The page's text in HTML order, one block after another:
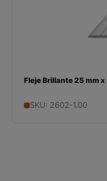
Fleje Brillante 25 mm x
SKU: 2602-1.00